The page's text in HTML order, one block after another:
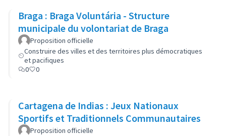
Braga : Braga Voluntária - Structure
municipale du volontariat de Braga
Proposition officielle
Construire des villes et des territoires plus démocratiques
et pacifiques
0
0
Cartagena de Indias : Jeux Nationaux
Sportifs et Traditionnels Communautaires
Proposition officielle